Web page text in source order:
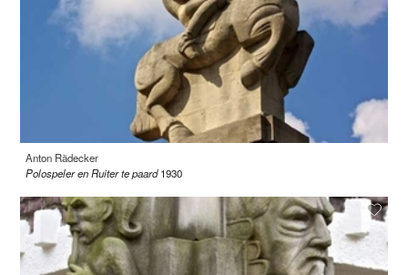
Anton Rädecker
Polospeler en Ruiter te paard 1930